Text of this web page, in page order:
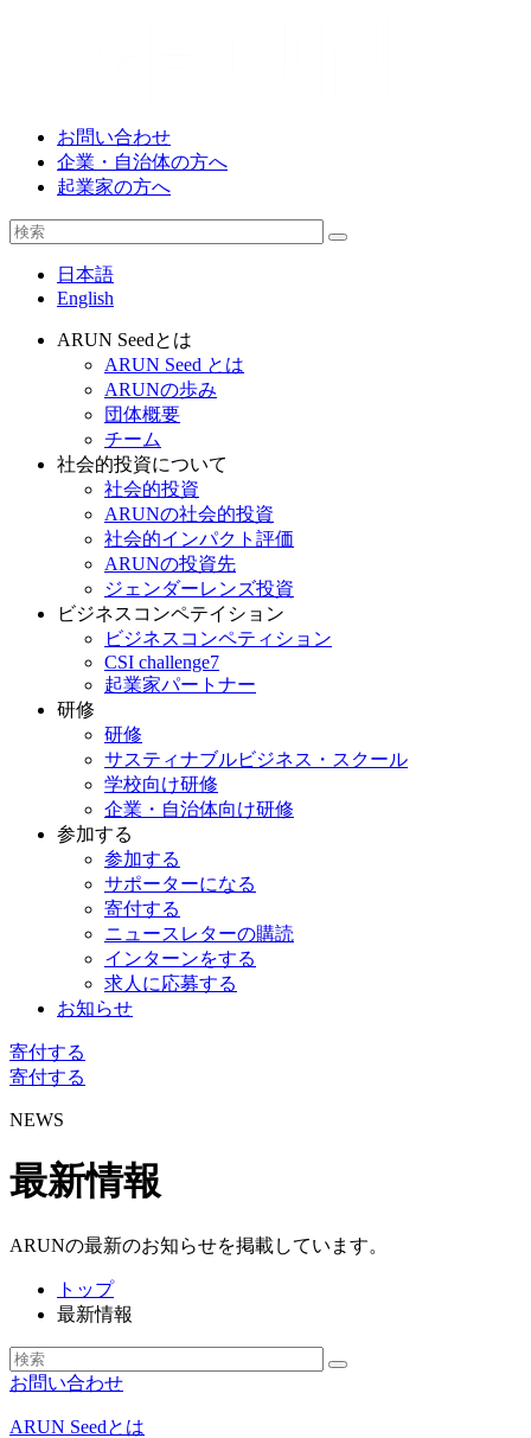
お問い合わせ
企業・自治体の方へ
起業家の方へ
日本語
English
ARUN Seedとは
ARUN Seed とは
ARUNの歩み
団体概要
チーム
社会的投資について
社会的投資
ARUNの社会的投資
社会的インパクト評価
ARUNの投資先
ジェンダーレンズ投資
ビジネスコンペテイション
ビジネスコンペティション
CSI challenge7
起業家パートナー
研修
研修
サスティナブルビジネス・スクール
学校向け研修
企業・自治体向け研修
参加する
参加する
サポーターになる
寄付する
ニュースレターの購読
インターンをする
求人に応募する
お知らせ
寄付する
寄付する
NEWS
最新情報
ARUNの最新のお知らせを掲載しています。
トップ
最新情報
お問い合わせ
ARUN Seedとは